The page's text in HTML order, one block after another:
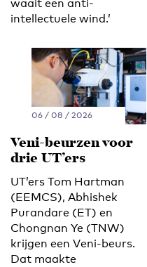
waait een anti-
intellectuele wind.’
06 / 08 / 2026
Veni-beurzen voor
drie UT’ers
UT’ers Tom Hartman
(EEMCS), Abhishek
Purandare (ET) en
Chongnan Ye (TNW)
krijgen een Veni-beurs.
Dat maakte